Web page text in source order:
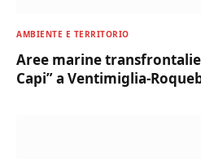
AMBIENTE E TERRITORIO
Aree marine
Capi” a Ventimiglia-